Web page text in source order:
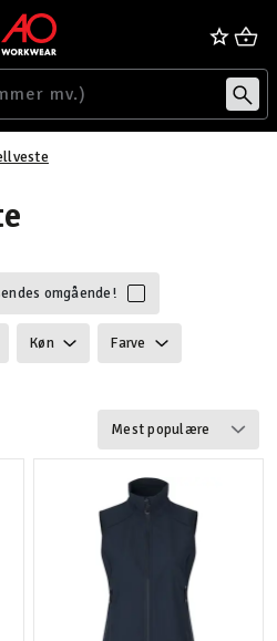
omgående!
Køn Farve
Funktionalitet